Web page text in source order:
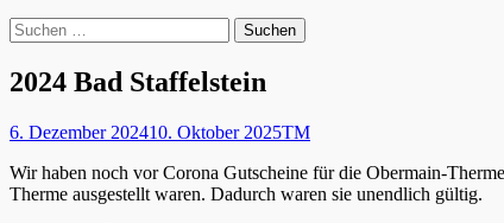
Suchen
Suche
nach:
2024 Bad Staffelstein
Posted
6. Dezember 202410. Oktober 2025Autor
TM
Wir haben noch vor Corona Gutscheine für die Obermain-
Therme ausgestellt waren. Dadurch waren sie unendlich gültig.